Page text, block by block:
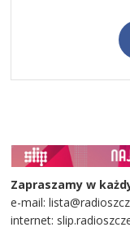
Zapraszamy w
e-mail:
internet: